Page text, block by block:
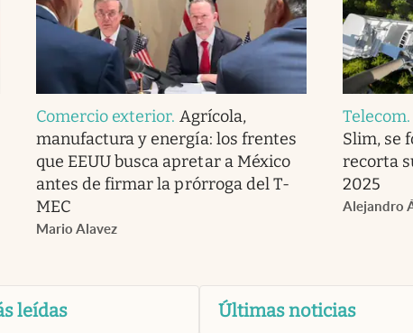
Comercio exterior. Agrícola,
manufactura y energía: los frentes
que EEUU busca apretar a México
antes de firmar la prórroga del T-
MEC
Mario Alavez
Telecom.
Slim, se
recorta
2025
Alejandro
leídas Últimas noticias